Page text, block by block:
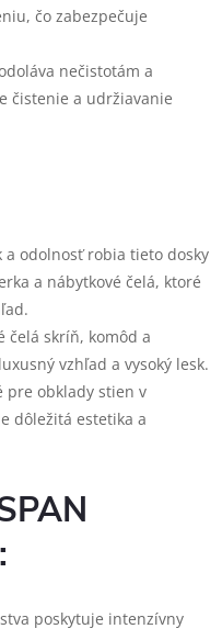
čo zabezpečuje
nečistotám a
čistenie a udržiavanie
a odolnosť robia tieto dosky
a nábytkové čelá, ktoré
čelá skríň, komôd a
vzhľad a vysoký lesk.
pre obklady stien v
dôležitá estetika a
poskytuje intenzívny